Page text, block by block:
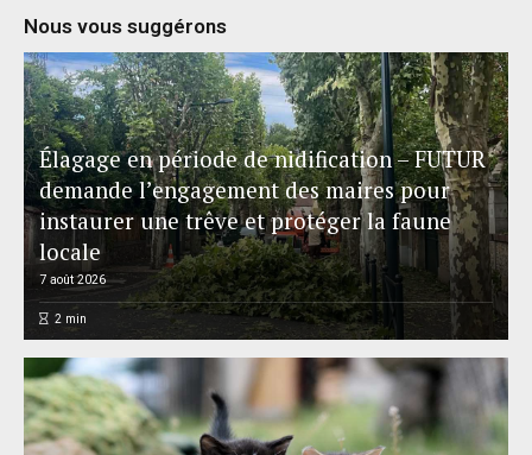
Nous vous suggérons
Élagage en période de nidification – FUTUR
demande l’engagement des maires pour
instaurer une trêve et protéger la faune
locale
7 août 2026
2 min